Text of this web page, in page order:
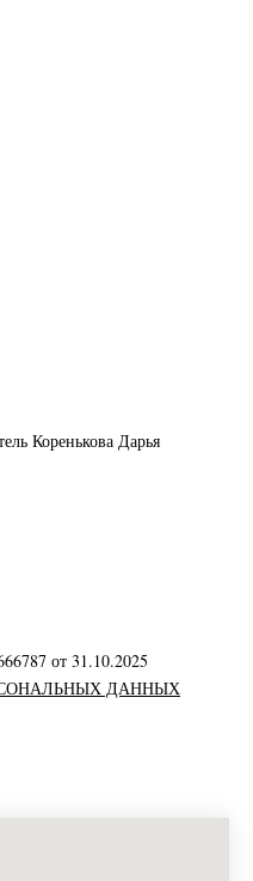
Коренькова Дарья
от 31.10.2025
ДАННЫХ